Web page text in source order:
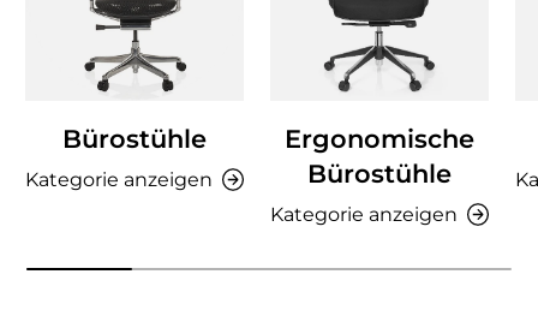
Bürostühle
Kategorie anzeigen
Ergonomische
Bürostühle
Kategorie anzeigen